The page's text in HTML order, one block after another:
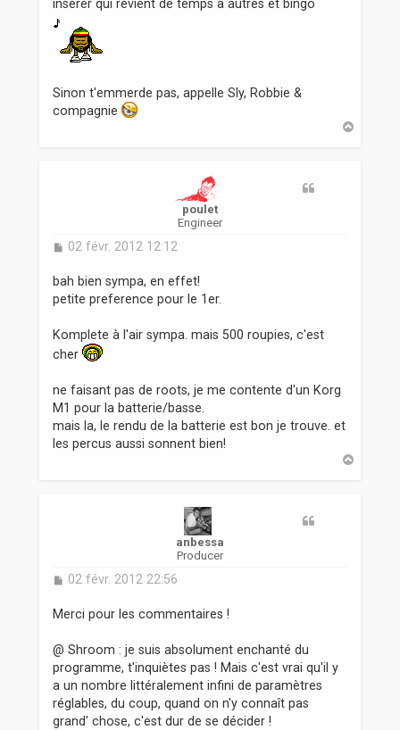
insérer qui revient de temps à autres et bingo
Sinon t'emmerde pas, appelle Sly, Robbie &
compagnie
poulet
Engineer
M
s
a
e
02 févr. 2012 12:12
bah bien sympa, en effet!
petite preference pour le 1er.
Komplete à l'air sympa. mais 500 roupies, c'est
cher
ne faisant pas de roots, je me contente d'un Korg
M1 pour la batterie/basse.
mais la, le rendu de la batterie est bon je trouve. et
les percus aussi sonnent bien!
anbessa
Producer
M
s
g
e
02 févr. 2012 22:56
Merci pour les commentaires !
@ Shroom : je suis absolument enchanté du
programme, t'inquiètes pas ! Mais c'est vrai qu'il y
a un nombre littéralement infini de paramètres
réglables, du coup, quand on n'y connaît pas
grand' chose, c'est dur de se décider !